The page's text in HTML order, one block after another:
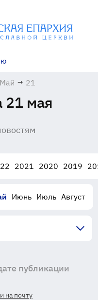
Май → 21
21 мая
2021 2020 2019
Июнь Июль Август
публикации
на почту